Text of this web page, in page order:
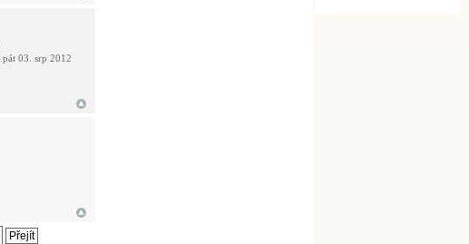
pát 03. srp 2012